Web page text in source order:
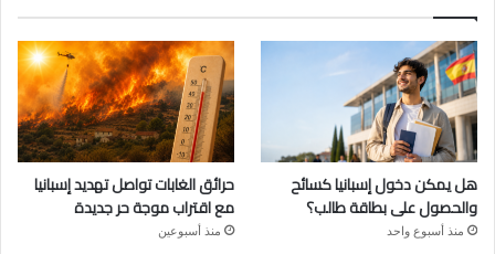
هل يمكن دخول إسبانيا كسائح
والحصول على بطاقة طالب؟
منذ أسبوع واحد
حرائق الغابات تواصل تهديد إسبانيا
مع اقتراب موجة حر جديدة
منذ أسبوعين